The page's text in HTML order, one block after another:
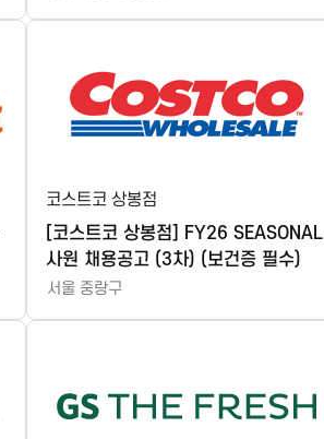
코스트코 상봉점
[코스트코 상봉점] FY26 SEASONAL
사원 채용공고 (3차) (보건증 필수)
서울 중랑구